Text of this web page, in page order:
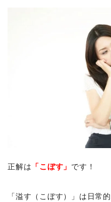
正解は 「こぼす」 です！
「溢す（こぼす）」は日常